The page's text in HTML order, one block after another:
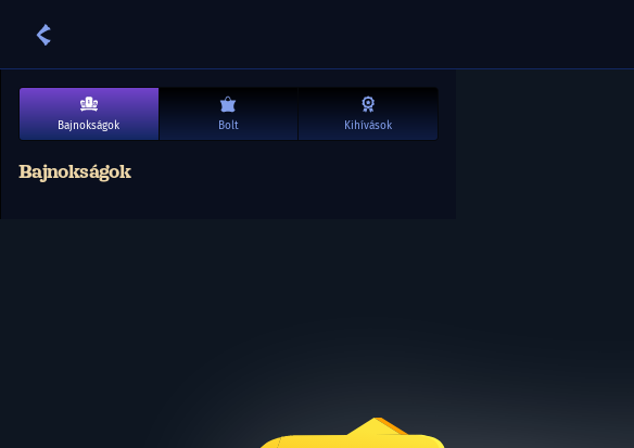
Bajnokságok Bolt Kihívások
Bajnokságok